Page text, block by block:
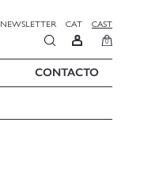
NEWSLETTER CAT CAST
0
CONTACTO